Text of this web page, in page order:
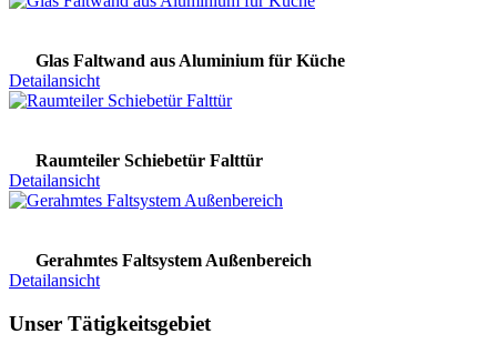
Glas Faltwand aus Aluminium für Küche
Detailansicht
Raumteiler Schiebetür Falttür
Detailansicht
Gerahmtes Faltsystem Außenbereich
Detailansicht
Unser Tätigkeitsgebiet